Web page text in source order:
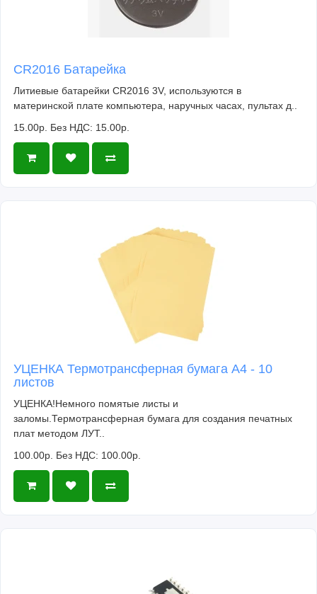
CR2016 Батарейка
Литиевые батарейки CR2016 3V, используются в
материнской плате компьютера, наручных часах, пультах д..
15.00р. Без НДС: 15.00р.
УЦЕНКА Термотрансферная бумага А4 - 10
листов
УЦЕНКА!Немного помятые листы и
заломы.Термотрансферная бумага для создания печатных
плат методом ЛУТ..
100.00р. Без НДС: 100.00р.